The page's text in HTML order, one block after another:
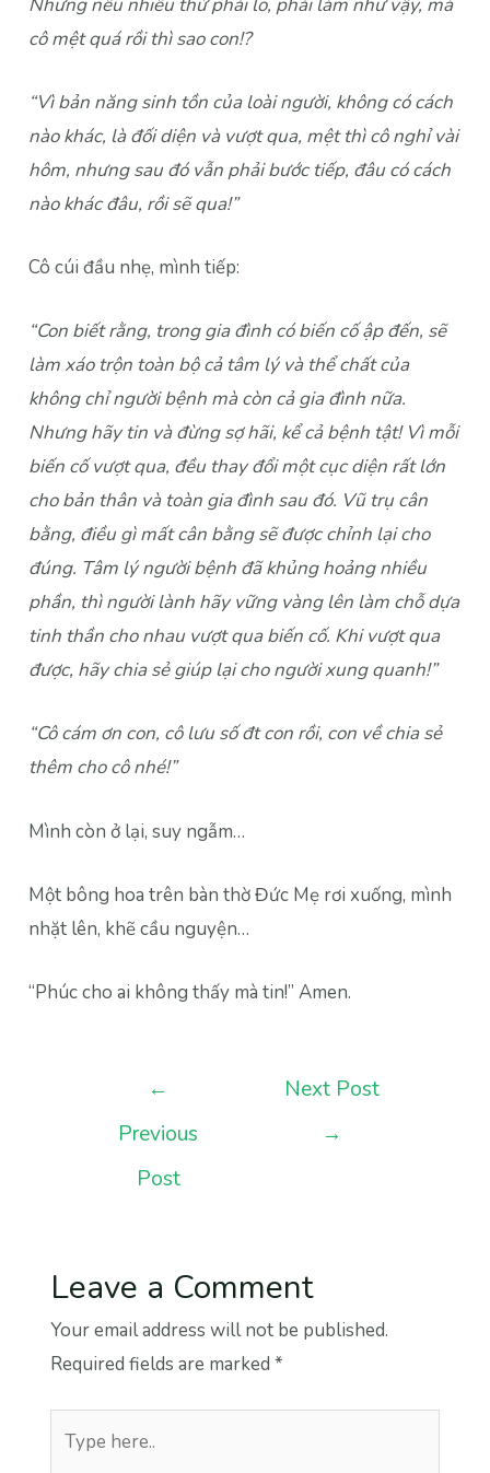
cô mệt quá rồi thì sao con!?
“Vì bản năng sinh tồn của loài người, không có cách
nào khác, là đối diện và vượt qua, mệt thì cô nghỉ vài
hôm, nhưng sau đó vẫn phải bước tiếp, đâu có cách
nào khác đâu, rồi sẽ qua!”
Cô cúi đầu nhẹ, mình tiếp:
“Con biết rằng, trong gia đình có biến cố ập đến, sẽ
làm xáo trộn toàn bộ cả tâm lý và thể chất của
không chỉ người bệnh mà còn cả gia đình nữa.
Nhưng hãy tin và đừng sợ hãi, kể cả bệnh tật! Vì mỗi
biến cố vượt qua, đều thay đổi một cục diện rất lớn
cho bản thân và toàn gia đình sau đó. Vũ trụ cân
bằng, điều gì mất cân bằng sẽ được chỉnh lại cho
đúng. Tâm lý người bệnh đã khủng hoảng nhiều
phần, thì người lành hãy vững vàng lên làm chỗ dựa
tinh thần cho nhau vượt qua biến cố. Khi vượt qua
được, hãy chia sẻ giúp lại cho người xung quanh!”
“Cô cám ơn con, cô lưu số đt con rồi, con về chia sẻ
thêm cho cô nhé!”
Mình còn ở lại, suy ngẫm…
Một bông hoa trên bàn thờ Đức Mẹ rơi xuống, mình
nhặt lên, khẽ cầu nguyện…
“Phúc cho ai không thấy mà tin!” Amen.
←
Previous
Post
Next Post
→
Leave a Comment
Your email address will not be published.
Required fields are marked *
here..